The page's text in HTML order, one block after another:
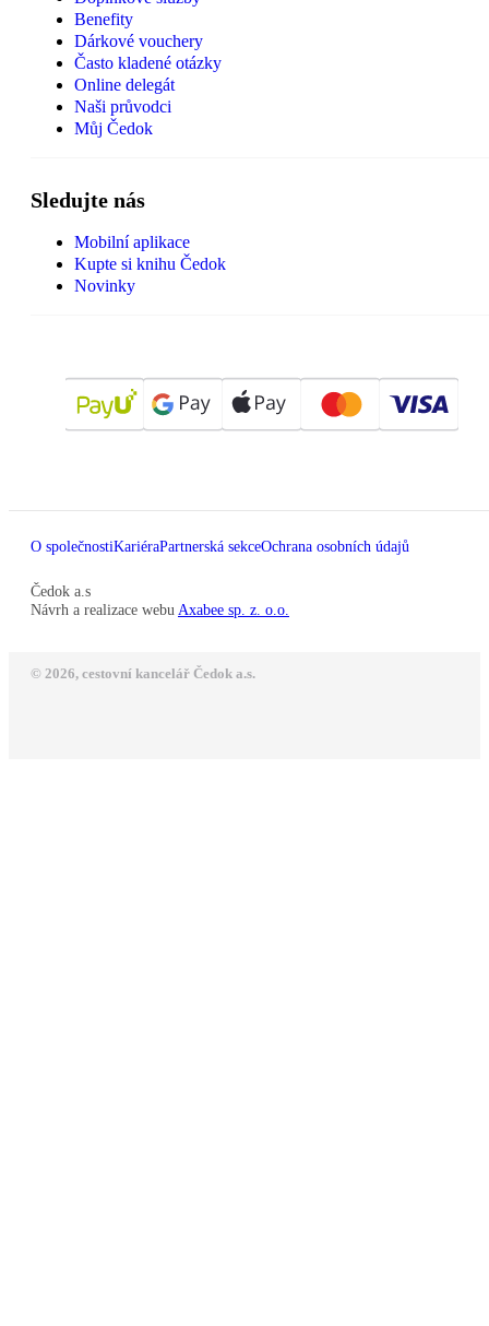
Benefity
Dárkové vouchery
Často kladené otázky
Online delegát
Naši průvodci
Můj Čedok
Sledujte nás
Mobilní aplikace
Kupte si knihu Čedok
Novinky
O společnostiKariéraPartnerská sekceOchrana osobních údajů
Čedok a.s
Návrh a realizace webu Axabee sp. z. o.o.
© 2026, cestovní kancelář Čedok a.s.